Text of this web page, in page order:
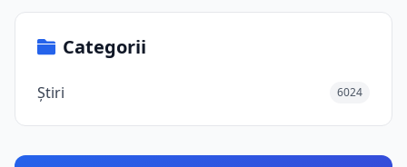
Categorii
Știri 6024